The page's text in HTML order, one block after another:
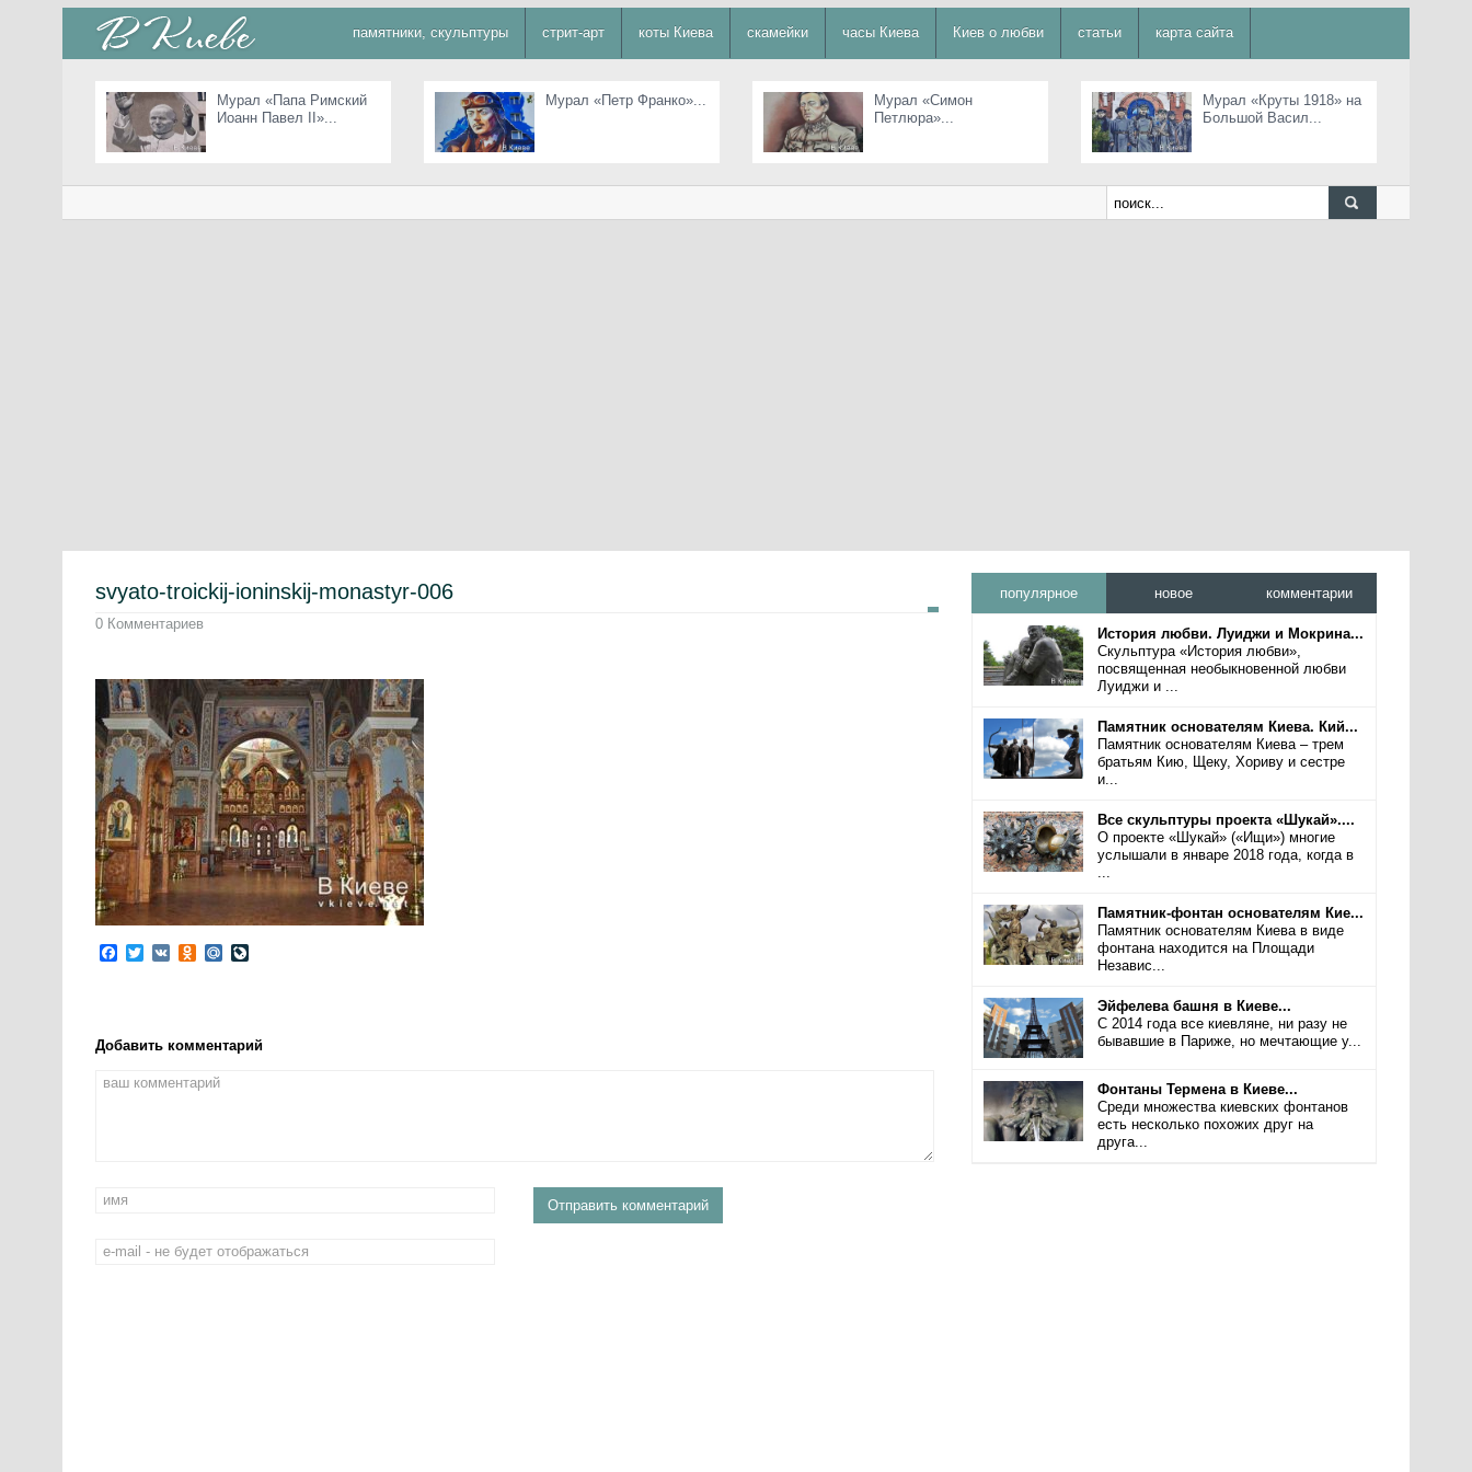
памятники, скульптуры стрит-арт коты Киева скамейки часы Киева Киев о любви статьи карта сайта
Мурал «Папа Римский
Иоанн Павел II»...
Мурал «Петр Франко»...
Мурал «Симон
Петлюра»...
Мурал «Круты 1918» на
Большой Васил...
svyato-troickij-ioninskij-monastyr-006
0 Комментариев
Facebook
Twitter
VK Odnoklassniki
Mail.Ru
Добавить комментарий
популярное новое комментарии
История любви. Луиджи и Мокрина...
Скульптура «История любви»,
посвященная необыкновенной любви
Луиджи и ...
Памятник основателям Киева. Кий...
Памятник основателям Киева – трем
братьям Кию, Щеку, Хориву и сестре
и...
Все скульптуры проекта «Шукай»....
О проекте «Шукай» («Ищи») многие
услышали в январе 2018 года, когда в
...
Памятник-фонтан основателям Кие...
Памятник основателям Киева в виде
фонтана находится на Площади
Независ...
Эйфелева башня в Киеве...
С 2014 года все киевляне, ни разу не
бывавшие в Париже, но мечтающие у...
Фонтаны Термена в Киеве...
Среди множества киевских фонтанов
есть несколько похожих друг на
друга...